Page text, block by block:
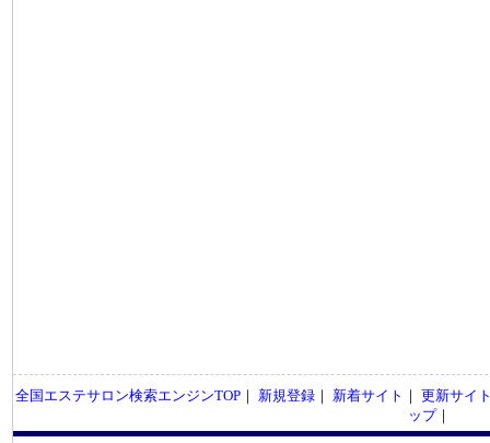
全国エステサロン検索エンジンTOP｜ 新規登録｜ 新着サイト ｜ 更新サイト
ップ｜